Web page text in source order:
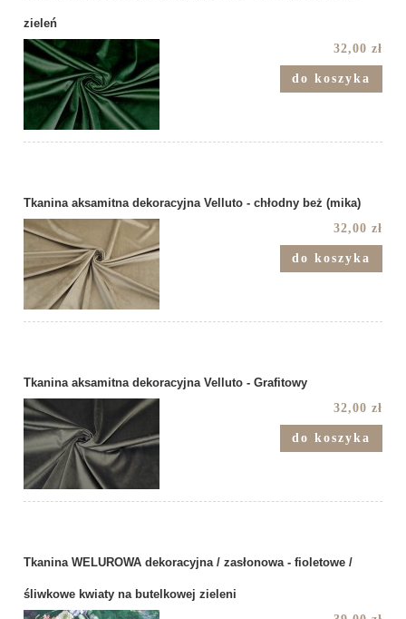
zieleń
32,00 zł
do koszyka
Tkanina aksamitna dekoracyjna Velluto - chłodny beż (mika)
32,00 zł
do koszyka
Tkanina aksamitna dekoracyjna Velluto - Grafitowy
32,00 zł
do koszyka
Tkanina WELUROWA dekoracyjna / zasłonowa - fioletowe /
śliwkowe kwiaty na butelkowej zieleni